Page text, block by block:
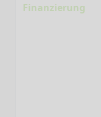
Finanzierung